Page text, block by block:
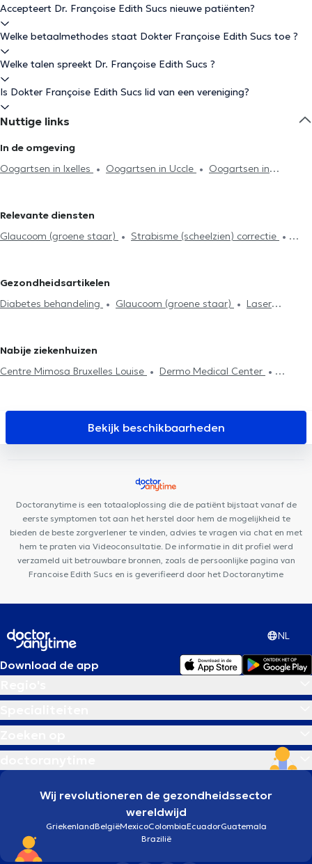
Accepteert Dr. Françoise Edith Sucs nieuwe patiënten?
Welke betaalmethodes staat Dokter Françoise Edith Sucs toe ?
Welke talen spreekt Dr. Françoise Edith Sucs ?
Is Dokter Françoise Edith Sucs lid van een vereniging?
Nuttige links
In de omgeving
Oogartsen in Ixelles
Oogartsen in Uccle
Oogartsen in
Lambert
Oogartsen in Sint-Jans-Molenbeek
Ganshoren
Oogartsen in Dilbeek
Oogartsen in Lasne
Relevante diensten
Glaucoom (groene staar)
Strabisme (scheelzien) correctie
Laser operatie
Visuele beoordeling
Vakbekwaamheidsexamen
Bekwaamheidstest voor piloten en
Gezondheidsartikelen
Diabetes behandeling
Glaucoom (groene staar)
Laser
Nabije ziekenhuizen
Centre Mimosa Bruxelles Louise
Dermo Medical Center
Medical & Aesthetics
Dental Office Brussels
Etangs Ixelles
Clinique MyTooth Bascule Santé
Espace 640
Kiné Châtelain
Bekijk beschikbaarheden
Doctoranytime is een totaaloplossing die de patiënt bijstaat vanaf de
eerste symptomen tot aan het herstel door hem de mogelijkheid te
bieden de beste zorgverlener te vinden, advies te vragen via chat en met
hem te praten via Videoconsultatie. De informatie in dit profiel werd
verzameld uit betrouwbare bronnen, zoals de persoonlijke pagina van
Francoise Edith Sucs en is geverifieerd door het Doctoranytime
NL
Download de app
Wij revolutioneren de gezondheidssector
wereldwijd
GriekenlandBelgiëMexicoColombiaEcuadorGuatemala
Brazilië